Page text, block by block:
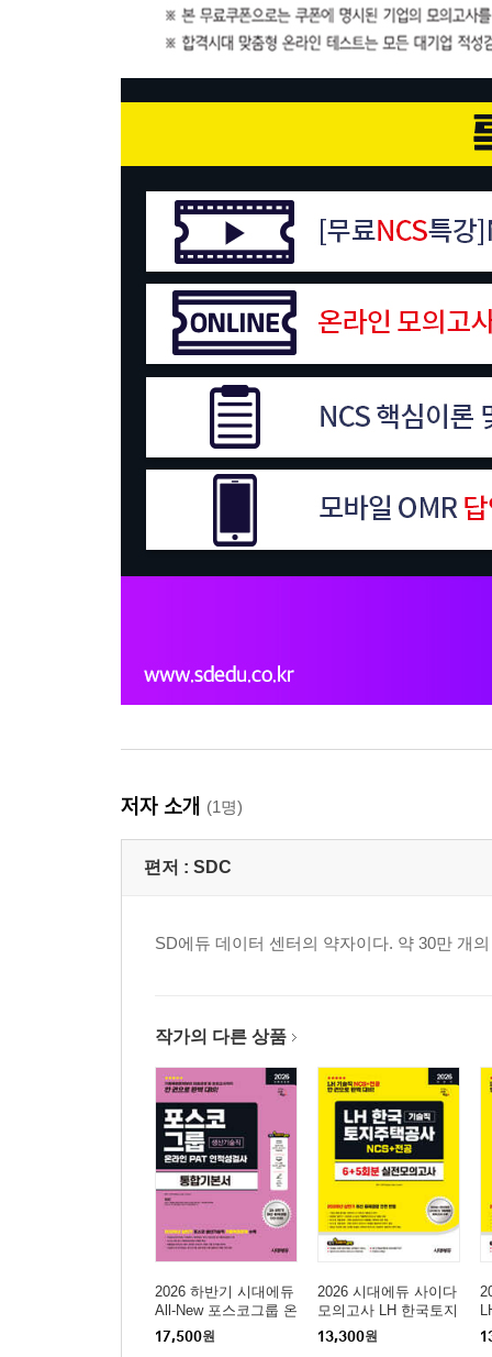
저자 소개 (1명)
편저 : SDC
SD에듀 데이터 센터의 약자이다. 약 30만 개
작가의 다른 상품
2026 하반기 시대에듀
All-New 포스코그룹 온
라인 PAT 생산기술직
통합기본서
17,500원
2026 시대에듀 사이다
모의고사 LH 한국토지
주택공사 기술직 NCS
+전공
13,300원